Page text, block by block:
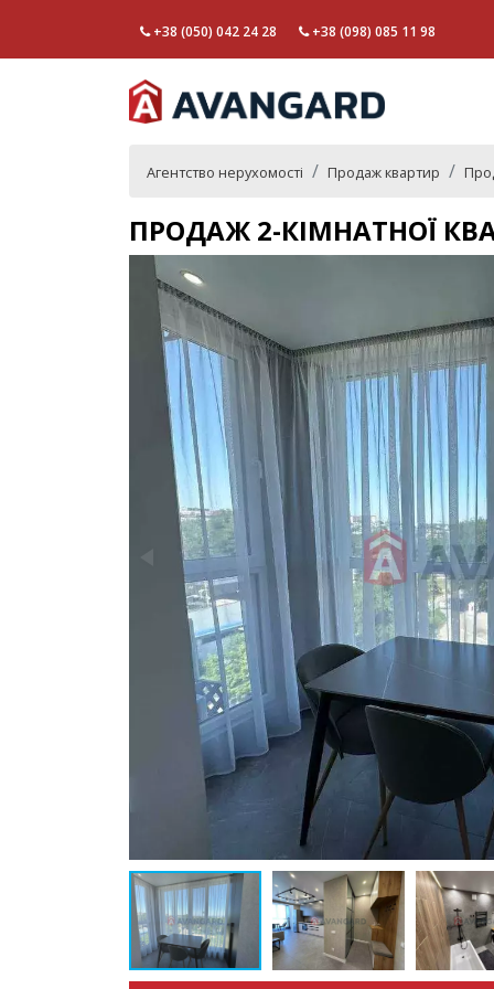
+38 (050) 042 24 28 +38 (098) 085 11 98
Агентство нерухомості Продаж квартир
ПРОДАЖ 2-КІМНАТНОЇ